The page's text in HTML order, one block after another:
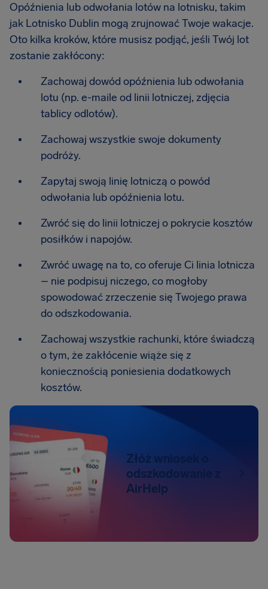
Opóźnienia lub odwołania lotów na lotnisku, takim
jak Lotnisko Dublin mogą zrujnować Twoje wakacje.
Oto kilka kroków, które musisz podjąć, jeśli Twój lot
zostanie zakłócony:
Zachowaj dowód opóźnienia lub odwołania
lotu (np. e-maile od linii lotniczej, zdjęcia
tablicy odlotów).
Zachowaj wszystkie swoje dokumenty
podróży.
Zapytaj swoją linię lotniczą o powód
odwołania lub opóźnienia lotu.
Zwróć się do linii lotniczej o pokrycie kosztów
posiłków i napojów.
Zwróć uwagę na to, co oferuje Ci linia lotnicza
– nie podpisuj niczego, co mogłoby
spowodować zrzeczenie się Twojego prawa
do odszkodowania.
Zachowaj wszystkie rachunki, które świadczą
o tym, że zakłócenie wiąże się z
koniecznością poniesienia dodatkowych
kosztów.
Złóż wniosek o
odszkodowanie z
AirHelp